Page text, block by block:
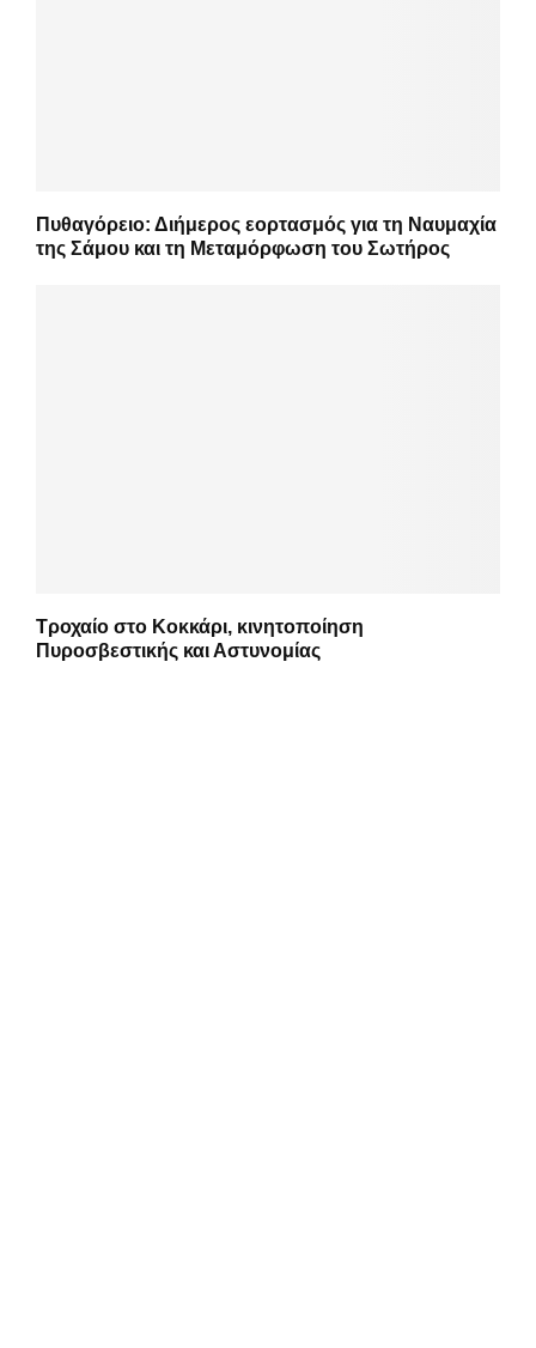
Πυθαγόρειο: Διήμερος εορτασμός για τη Ναυμαχία
της Σάμου και τη Μεταμόρφωση του Σωτήρος
Τροχαίο στο Κοκκάρι, κινητοποίηση
Πυροσβεστικής και Αστυνομίας